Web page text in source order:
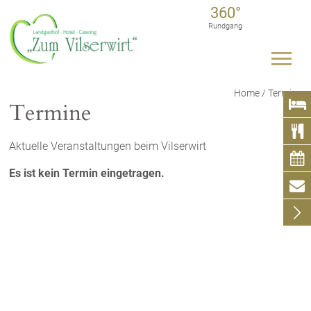
360°
Rundgang
Home/ Termine
Termine
Aktuelle Veranstaltungen beim Vilserwirt
Es ist kein Termin eingetragen.




